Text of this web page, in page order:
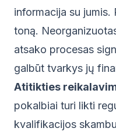
informacija su jumis.
toną.
atsako procesas
galbūt tvarkys jų
Atitikties
pokalbiai turi likti
kvalifikacijos